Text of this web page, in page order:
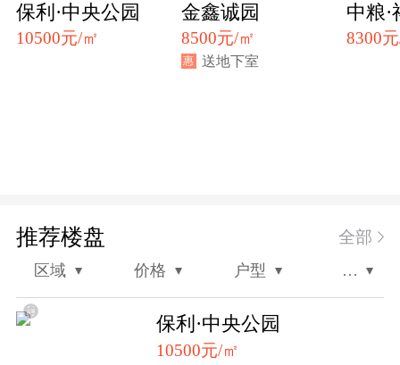
保利·中央公园
10500元/㎡
金鑫诚园
8500元/㎡
惠 送地下室
中粮
8300
推荐楼盘 全部
区域 价格 户型
筛
保利·中央公园
10500元/㎡